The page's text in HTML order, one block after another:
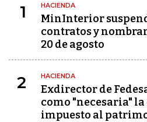
1 HACIENDA
MinInterior
contratos y
20 de agosto
2 HACIENDA
Exdirector de
como "necesaria"
impuesto al